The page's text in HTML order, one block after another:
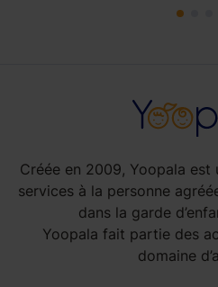
Créée en 2009, Yoopala est
services à la personne
dans la garde
Yoopala fait partie des
domaine